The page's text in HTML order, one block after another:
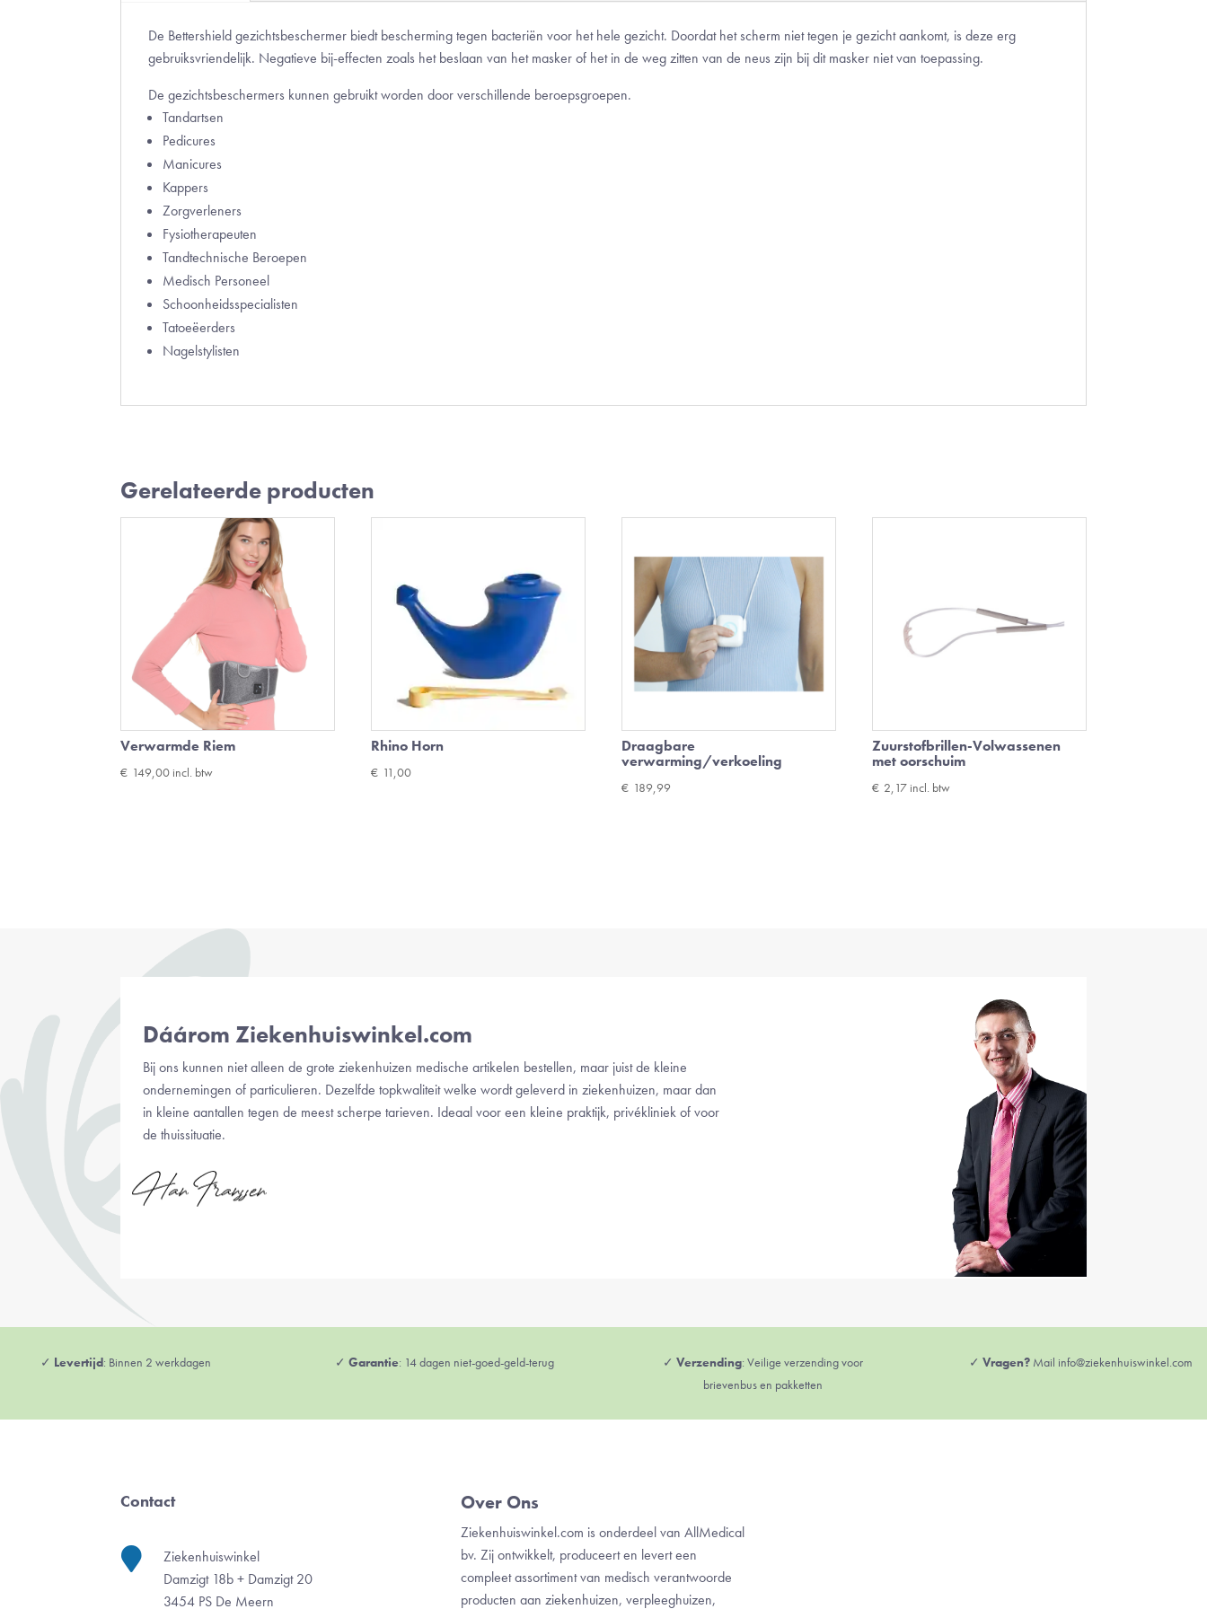
De Bettershield gezichtsbeschermer biedt bescherming tegen bacteriën voor het hele gezicht. Doordat het scherm niet tegen je gezicht aankomt, is deze erg
gebruiksvriendelijk. Negatieve bij-effecten zoals het beslaan van het masker of het in de weg zitten van de neus zijn bij dit masker niet van toepassing.
De gezichtsbeschermers kunnen gebruikt worden door verschillende beroepsgroepen.
Tandartsen
Pedicures
Manicures
Kappers
Zorgverleners
Fysiotherapeuten
Tandtechnische Beroepen
Medisch Personeel
Schoonheidsspecialisten
Tatoeëerders
Nagelstylisten
Gerelateerde producten
Verwarmde Riem
€ 149,00 incl. btw
Rhino Horn
€ 11,00
Draagbare
verwarming/verkoeling
€ 189,99
Zuurstofbrillen-Volwassenen
met oorschuim
€ 2,17 incl. btw
Dáárom Ziekenhuiswinkel.com
Bij ons kunnen niet alleen de grote ziekenhuizen medische artikelen bestellen, maar juist de kleine
ondernemingen of particulieren. Dezelfde topkwaliteit welke wordt geleverd in ziekenhuizen, maar dan
in kleine aantallen tegen de meest scherpe tarieven. Ideaal voor een kleine praktijk, privékliniek of voor
de thuissituatie.
✓ Levertijd: Binnen 2 werkdagen ✓ Garantie: 14 dagen niet-goed-geld-terug ✓ Verzending: Veilige verzending voor
brievenbus en pakketten
✓Vragen? Mail info@ziekenhuiswinkel.com
Contact

Ziekenhuiswinkel
Damzigt 18b + Damzigt 20
3454 PS De Meern
Over Ons
Ziekenhuiswinkel.com is onderdeel van AllMedical
bv. Zij ontwikkelt, produceert en levert een
compleet assortiment van medisch verantwoorde
producten aan ziekenhuizen, verpleeghuizen,